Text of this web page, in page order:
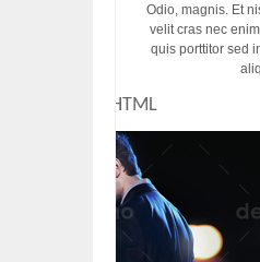
Odio, magnis. Et
velit cras nec
quis porttitor sed
CUSTOM HTML